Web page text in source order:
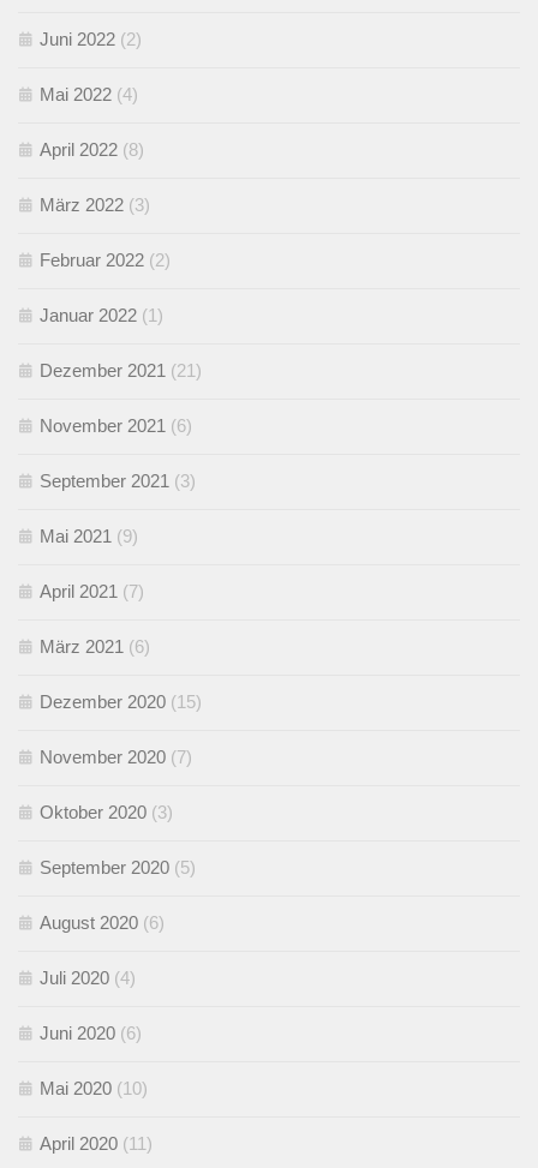
Juni 2022 (2)
Mai 2022 (4)
April 2022 (8)
März 2022 (3)
Februar 2022 (2)
Januar 2022 (1)
Dezember 2021 (21)
November 2021 (6)
September 2021 (3)
Mai 2021 (9)
April 2021 (7)
März 2021 (6)
Dezember 2020 (15)
November 2020 (7)
Oktober 2020 (3)
September 2020 (5)
August 2020 (6)
Juli 2020 (4)
Juni 2020 (6)
Mai 2020 (10)
April 2020 (11)